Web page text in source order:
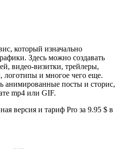
который изначально
Здесь можно создавать
видео-визитки, трейлеры,
логотипы и многое чего еще.
анимированные посты и сторис,
mp4 или GIF.
версия и тариф Pro за 9.95 $ в